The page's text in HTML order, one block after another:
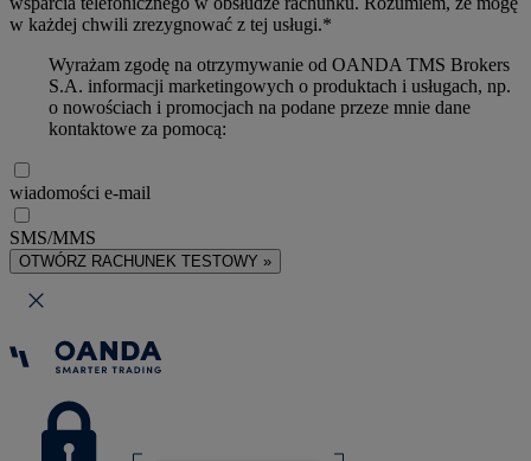
w każdej chwili zrezygnować z tej usługi.*
Wyrażam zgodę na otrzymywanie od OANDA TMS Brokers
S.A. informacji marketingowych o produktach i usługach, np.
o nowościach i promocjach na podane przeze mnie dane
kontaktowe za pomocą:
wiadomości e-mail
SMS/MMS
OTWÓRZ RACHUNEK TESTOWY »